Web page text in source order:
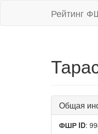
Рейтинг
Общая
ФШР ID: